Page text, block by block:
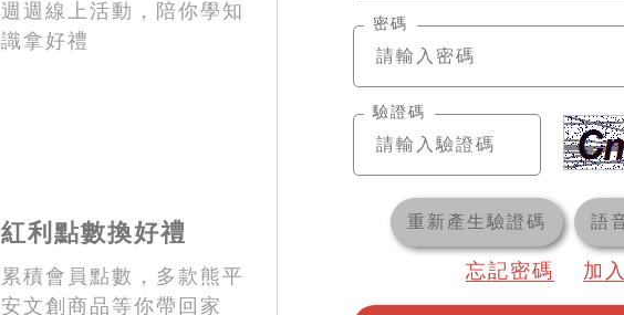
週週線上活動，陪你學知
識拿好禮
紅利點數換好禮
累積會員點數，多款熊平
安文創商品等你帶回家
密碼
驗證碼
重新產生驗證碼 語
忘記密碼 加